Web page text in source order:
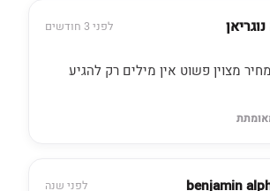
לפני 3 חודשים
מצוין פשוט אין מילים רק להגיע
benjamin לפני שנה